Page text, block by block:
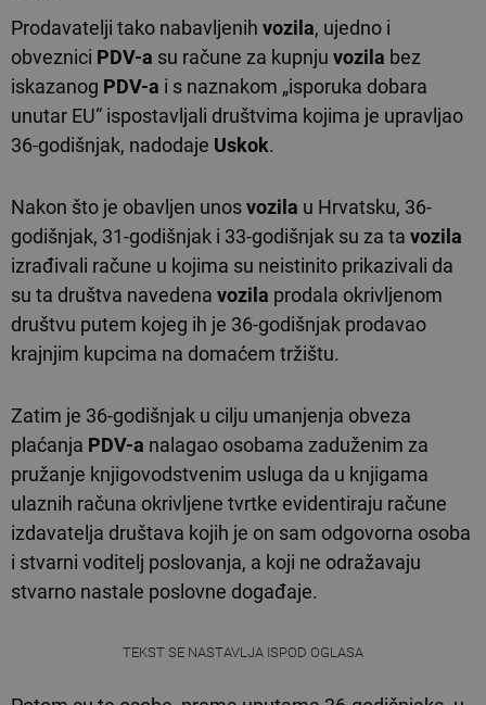
Prodavatelji tako nabavljenih vozila, ujedno i
obveznici PDV-a su račune za kupnju vozila bez
iskazanog PDV-a i s naznakom „isporuka dobara
unutar EU“ ispostavljali društvima kojima je upravljao
36-godišnjak, nadodaje Uskok.
Nakon što je obavljen unosvozila u Hrvatsku, 36-
godišnjak, 31-godišnjak i 33-godišnjak su za ta vozila
izrađivali račune u kojima su neistinito prikazivali da
su ta društva navedena vozila prodala okrivljenom
društvu putem kojeg ih je 36-godišnjak prodavao
krajnjim kupcima na domaćem tržištu.
Zatim je 36-godišnjak u cilju umanjenja obveza
plaćanja PDV-a nalagao osobama zaduženim za
pružanje knjigovodstvenim usluga da u knjigama
ulaznih računa okrivljene tvrtke evidentiraju račune
izdavatelja društava kojih je on sam odgovorna osoba
i stvarni voditelj poslovanja, a koji ne odražavaju
stvarno nastale poslovne događaje.
TEKST SE NASTAVLJA ISPOD OGLASA